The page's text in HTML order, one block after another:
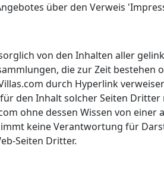
über den Verweis
von den Inhalten aller
die zur Zeit bestehen
durch Hyperlink
den Inhalt solcher Seiten
ohne dessen Wissen von
keine Verantwortung für
Seiten Dritter.